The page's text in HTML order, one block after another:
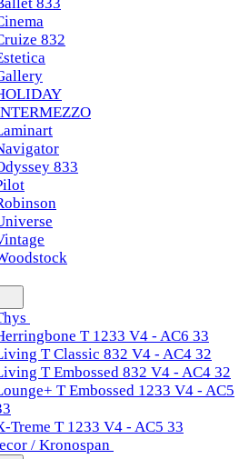
832
833
T 1233 V4 - AC6 33
T Classic 832 V4 - AC4 32
T Embossed 832 V4 - AC4 32
T Embossed 1233 V4 - AC5
Treme T 1233 V4 - AC5 33
/ Kronospan